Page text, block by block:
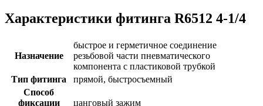
Характеристики фитинга R6512 4-1/4
Назначение
быстрое и герметичное соединение
резьбовой части пневматического
компонента с пластиковой трубкой
Тип фитинга
прямой, быстросъемный
Способ
фиксации
цанговый зажим